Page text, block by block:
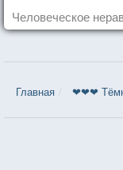
Человеческое
Главная ❤❤❤